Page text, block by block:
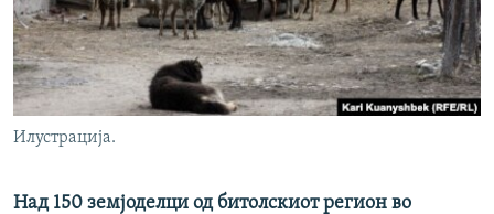
РСЕ веб страници
Илустрација.
Над 150 земјоделци од битолскиот регион во